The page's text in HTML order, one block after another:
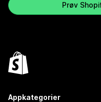
Prøv
Appkategorier